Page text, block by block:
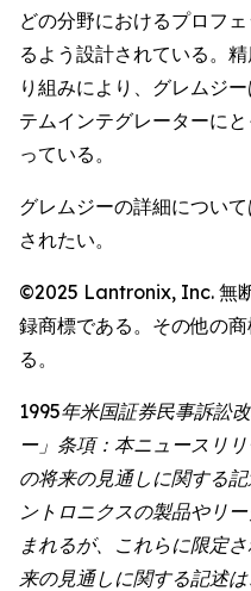
どの分野におけるプロフ
るよう設計されている。
り組みにより、グレムジ
テムインテグレーターに
っている。
グレムジーの詳細について
されたい。
©2025 Lantronix, Inc. 無
録商標である。その他の
る。
1995年米国証券民事訴訟
ー」条項：本ニュースリ
の将来の見通しに関する
ントロニクスの製品やリ
まれるが、これらに限定
来の見通しに関する記述